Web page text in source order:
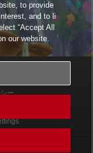
いて
ー
to provide
and to li
“Accept All
our website.